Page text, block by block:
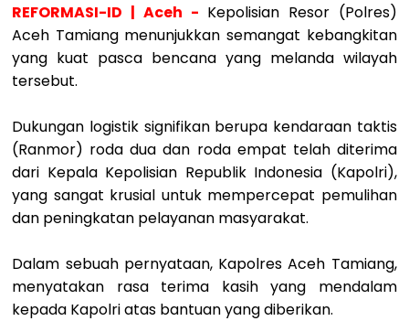
REFORMASI-ID | Aceh - Kepolisian Resor (Polres)
Aceh Tamiang menunjukkan semangat kebangkitan
yang kuat pasca bencana yang melanda wilayah
tersebut.
Dukungan logistik signifikan berupa kendaraan taktis
(Ranmor) roda dua dan roda empat telah diterima
dari Kepala Kepolisian Republik Indonesia (Kapolri),
yang sangat krusial untuk mempercepat pemulihan
dan peningkatan pelayanan masyarakat.
Dalam sebuah pernyataan, Kapolres Aceh Tamiang,
menyatakan rasa terima kasih yang mendalam
kepada Kapolri atas bantuan yang diberikan.